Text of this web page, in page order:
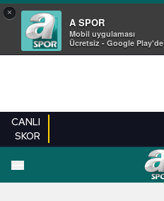
×
A SPOR
Mobil uygulaması
Ücretsiz - Google Play'de
CANLI
SKOR